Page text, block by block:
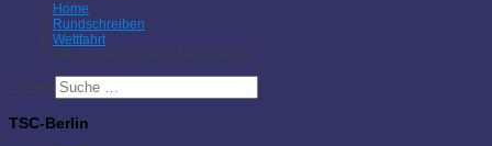
Home
Rundschreiben
Wettfahrt
49er - Eurosaf Event Niederlande
Suchen
TSC-Berlin